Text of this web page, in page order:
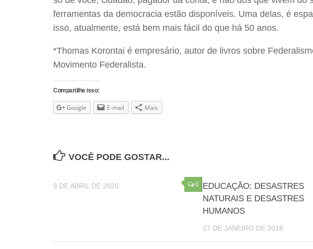
ferramentas da democracia estão disponíveis. Uma delas, é
isso, atualmente, está bem mais fácil do que há 50 anos.
*Thomas Korontai é empresário, autor de livros sobre
Movimento Federalista.
Compartilhe isso:
Google E-mail Mais
VOCÊ PODE GOSTAR...
0
9 DE ABRIL DE 2020
EDUCAÇÃO: DESASTRES
NATURAIS E DESASTRES
HUMANOS
27 DE JANEIRO DE 2018